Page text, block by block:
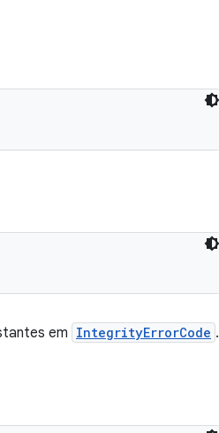
em IntegrityErrorCode .